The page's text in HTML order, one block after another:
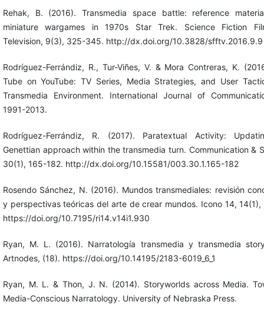
Rehak, B. (2016). Transmedia space battle: reference
miniature wargames in 1970s Star Trek. Science Fiction
Television, 9(3), 325-345. http://dx.doi.org/10.3828/sfftv.2016.9.9
Rodríguez-Ferrándiz, R., Tur-Viñes, V. & Mora Contreras, K.
Tube on YouTube: TV Series, Media Strategies, and User
Transmedia Environment. International Journal of
1991-2013.
Rodríguez-Ferrándiz, R. (2017). Paratextual Activity:
Genettian approach within the transmedia turn. Communication &
30(1), 165-182. http://dx.doi.org/10.15581/003.30.1.165-182
Rosendo Sánchez, N. (2016). Mundos transmediales: revisión
y perspectivas teóricas del arte de crear mundos. Icono 14,
https://doi.org/10.7195/ri14.v14i1.930
Ryan, M. L. (2016). Narratología transmedia y transmedia
Artnodes, (18). https://doi.org/10.14195/2183-6019_6_1
Ryan, M. L. & Thon, J. N. (2014). Storyworlds across Media.
Media-Conscious Narratology. University of Nebraska Press.